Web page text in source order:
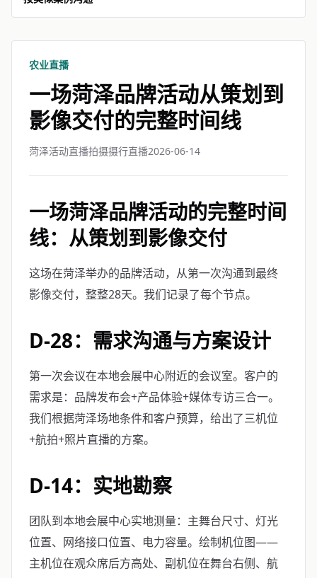
农业直播
一场菏泽品牌活动从策划到
影像交付的完整时间线
菏泽活动直播拍摄摄行直播2026-06-14
一场菏泽品牌活动的完整时间
线：从策划到影像交付
这场在菏泽举办的品牌活动，从第一次沟通到最终
影像交付，整整28天。我们记录了每个节点。
D-28：需求沟通与方案设计
第一次会议在本地会展中心附近的会议室。客户的
需求是：品牌发布会+产品体验+媒体专访三合一。
我们根据菏泽场地条件和客户预算，给出了三机位
+航拍+照片直播的方案。
D-14：实地勘察
团队到本地会展中心实地测量：主舞台尺寸、灯光
位置、网络接口位置、电力容量。绘制机位图——
主机位在观众席后方高处、副机位在舞台右侧、航